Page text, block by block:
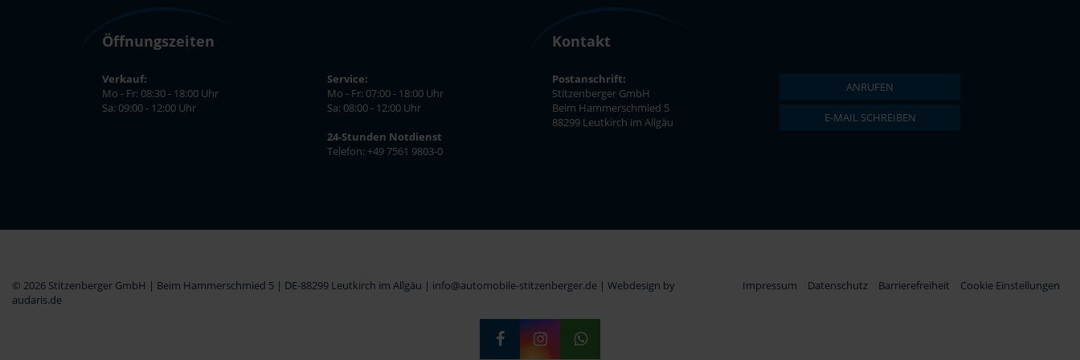
Öffnungszeiten
Verkauf:
Mo - Fr: 08:30 - 18:00 Uhr
Sa: 09:00 - 12:00 Uhr
Service:
Mo - Fr: 07:00 - 18:00 Uhr
Sa: 08:00 - 12:00 Uhr
24-Stunden Notdienst
Telefon: +49 7561 9803-0
Kontakt
Postanschrift:
Stitzenberger GmbH
Beim Hammerschmied 5
88299 Leutkirch im Allgäu
ANRUFEN
E-MAIL SCHREIBEN
© 2026 Stitzenberger GmbH | Beim Hammerschmied 5 | DE-88299 Leutkirch im Allgäu | info@automobile-stitzenberger.de | Webdesign by
audaris.de
Impressum Datenschutz Barrierefreiheit Cookie Einstellungen